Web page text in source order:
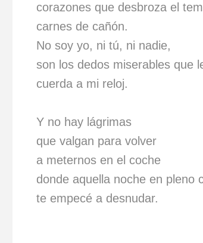
corazones que desbroza el
carnes de cañón.
No soy yo, ni tú, ni nadie,
son los dedos miserables que
cuerda a mi reloj.
Y no hay lágrimas
que valgan para volver
a meternos en el coche
donde aquella noche en pleno
te empecé a desnudar.